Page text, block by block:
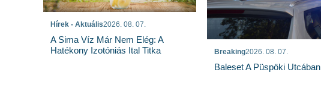
Hírek - Aktuális2026. 08. 07.
A Sima Víz Már Nem Elég: A
Hatékony Izotóniás Ital Titka
Breaking2026. 08. 07.
Baleset A Püspöki Utcában